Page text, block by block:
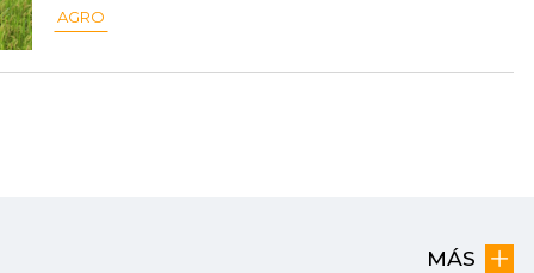
-
AGRO
MÁS